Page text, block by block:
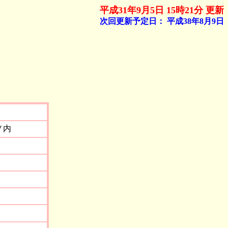
平成31年9月5日 15時21分 更新
次回更新予定日： 平成38年8月9日
内